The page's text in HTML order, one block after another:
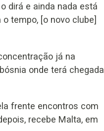
dirá e ainda nada está
tempo, [o novo clube]
já na
onde terá chegada
frente encontros com
recebe Malta, em